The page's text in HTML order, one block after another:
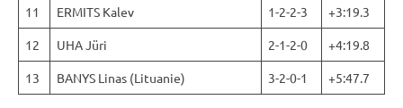
11 ERMITS Kalev 1-2-2-3 +3:19.3
12 UHA Jüri 2-1-2-0 +4:19.8
13 BANYS Linas (Lituanie) 3-2-0-1 +5:47.7